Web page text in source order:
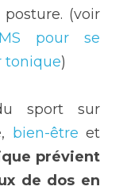
(voir
pour se
tonique)
sport sur
bien-être et
prévient
de dos en